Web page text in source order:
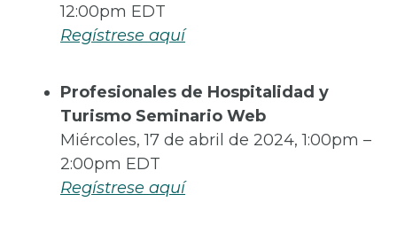
12:00pm EDT
Regístrese aquí
Profesionales de Hospitalidad y
Turismo Seminario Web
Miércoles, 17 de abril de 2024, 1:00pm –
2:00pm EDT
Regístrese aquí